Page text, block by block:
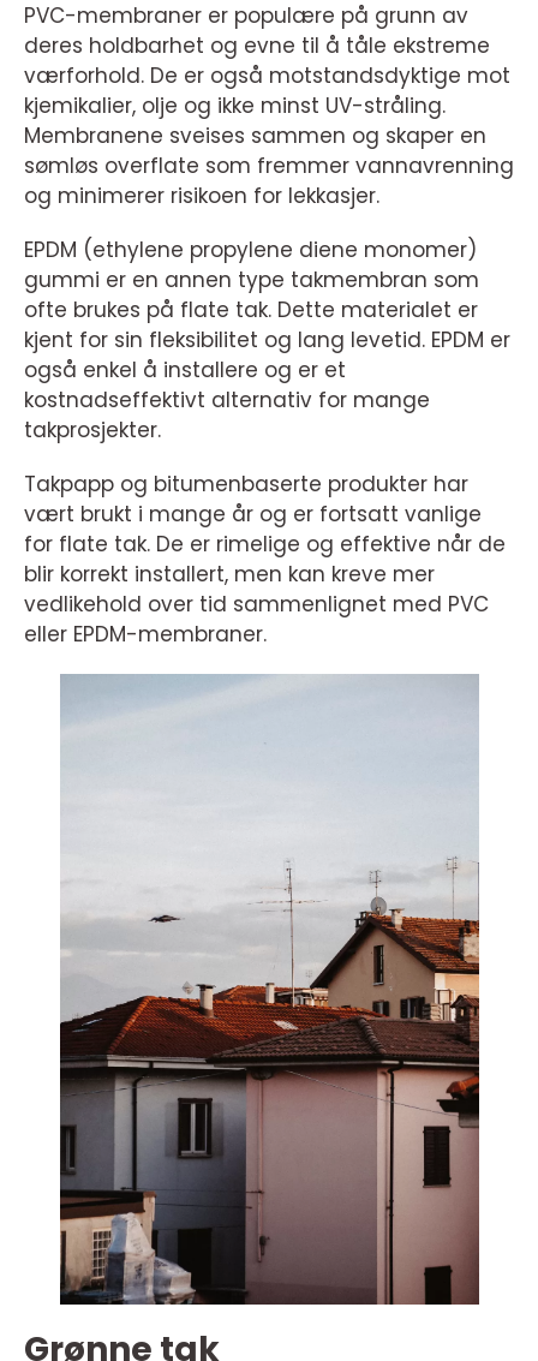
PVC-membraner er populære på grunn av
deres holdbarhet og evne til å tåle ekstreme
værforhold. De er også motstandsdyktige mot
kjemikalier, olje og ikke minst UV-stråling.
Membranene sveises sammen og skaper en
sømløs overflate som fremmer vannavrenning
og minimerer risikoen for lekkasjer.
EPDM (ethylene propylene diene monomer)
gummi er en annen type takmembran som
ofte brukes på flate tak. Dette materialet er
kjent for sin fleksibilitet og lang levetid. EPDM er
også enkel å installere og er et
kostnadseffektivt alternativ for mange
takprosjekter.
Takpapp og bitumenbaserte produkter har
vært brukt i mange år og er fortsatt vanlige
for flate tak. De er rimelige og effektive når de
blir korrekt installert, men kan kreve mer
vedlikehold over tid sammenlignet med PVC
eller EPDM-membraner.
Grønne tak